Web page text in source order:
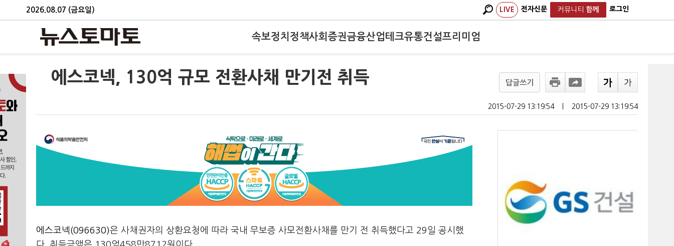
2026.08.07 (금요일) LIVE 전자신문 커뮤니티 함께 로그인
속보정치 정책사회 증권금융산업테크유통건설프리미엄
에스코넥, 130억 규모 전환사채 만기전 취득 답글쓰기
2015-07-29 13:19:54 2015-07-29 13:19:54
에스코넥(096630)은 사채권자의 상환요청에 따라 국내 무보증 사모전환사채를 만기 전 취득했다고 29일 공시했